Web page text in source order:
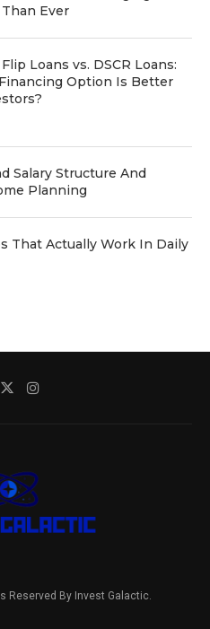
Ever
Loans vs. DSCR Loans:
Option Is Better
Salary Structure And
Planning
That Actually Work In Daily
Reserved By Invest Galactic.